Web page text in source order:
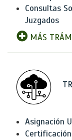
Consultas
Juzgados
MÁS
Asignación